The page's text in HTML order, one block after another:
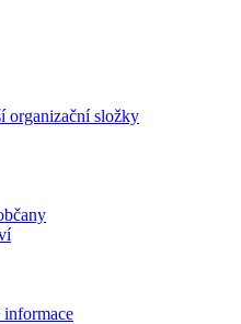
organizační složky
informace